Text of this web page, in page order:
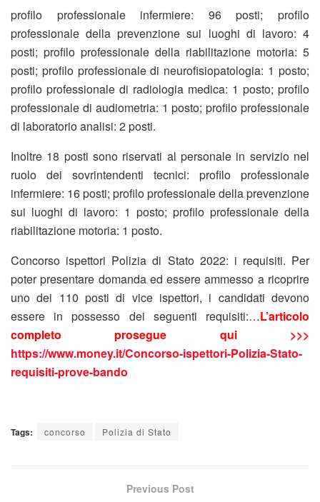
profilo professionale infermiere: 96 posti; profilo
professionale della prevenzione sui luoghi di lavoro: 4
posti; profilo professionale della riabilitazione motoria: 5
posti; profilo professionale di neurofisiopatologia: 1 posto;
profilo professionale di radiologia medica: 1 posto; profilo
professionale di audiometria: 1 posto; profilo professionale
di laboratorio analisi: 2 posti.
Inoltre 18 posti sono riservati al personale in servizio nel
ruolo dei sovrintendenti tecnici: profilo professionale
infermiere: 16 posti; profilo professionale della prevenzione
sui luoghi di lavoro: 1 posto; profilo professionale della
riabilitazione motoria: 1 posto.
Concorso ispettori Polizia di Stato 2022: i requisiti. Per
poter presentare domanda ed essere ammesso a ricoprire
uno dei 110 posti di vice ispettori, i candidati devono
essere in possesso dei seguenti requisiti:…L’articolo
completo prosegue qui >>>
https://www.money.it/Concorso-ispettori-Polizia-Stato-
requisiti-prove-bando
Tags: concorso Polizia di Stato
Previous Post